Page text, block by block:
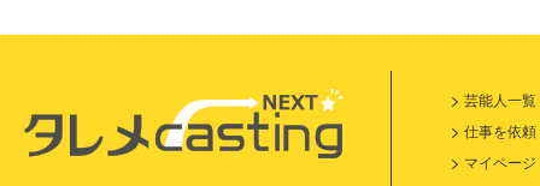
芸能人一覧
仕事を依頼
マイページ